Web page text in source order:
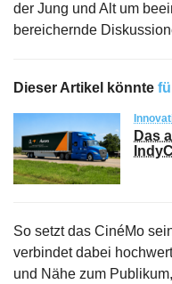
der Jung und Alt um
bereichernde
Dieser Artikel könnte
Das
So setzt das CinéMo
verbindet dabei
und Nähe zum